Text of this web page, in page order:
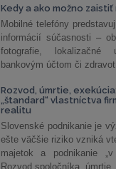
Kedy a ako možno
Mobilné telefóny
informácií súčasnosti –
fotografie,
bankovým účtom či
Rozvod, úmrtie,
„štandard“ vlastníctva
realitu
Slovenské podnikanie je
ešte väčšie riziko vzniká
majetok a podnikanie „v
Rozvod spoločníka,